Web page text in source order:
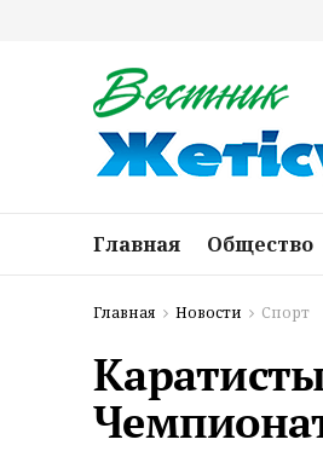
Главная Общество
Главная Новости Спорт